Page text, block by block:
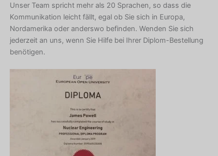
Unser Team spricht mehr als 20 Sprachen, so dass die
Kommunikation leicht fällt, egal ob Sie sich in Europa,
Nordamerika oder anderswo befinden. Wenden Sie sich
jederzeit an uns, wenn Sie Hilfe bei Ihrer Diplom-Bestellung
benötigen.